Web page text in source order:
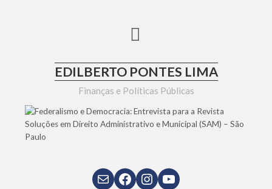
EDILBERTO PONTES LIMA
Finanças e Políticas Públicas
E-mailFacebook
Instagram
Youtube